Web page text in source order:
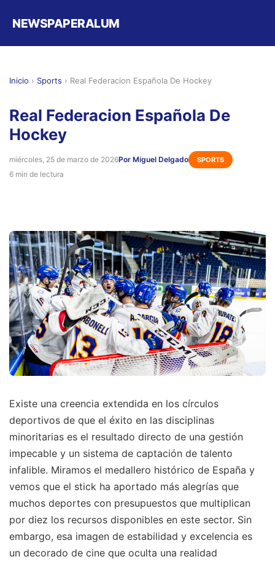
NEWSPAPERALUM
Inicio › Sports › Real Federacion Española De Hockey
Real Federacion Española De
Hockey
miércoles, 25 de marzo de 2026Por Miguel Delgado SPORTS
6 min de lectura
Existe una creencia extendida en los círculos
deportivos de que el éxito en las disciplinas
minoritarias es el resultado directo de una gestión
impecable y un sistema de captación de talento
infalible. Miramos el medallero histórico de España y
vemos que el stick ha aportado más alegrías que
muchos deportes con presupuestos que multiplican
por diez los recursos disponibles en este sector. Sin
embargo, esa imagen de estabilidad y excelencia es
un decorado de cine que oculta una realidad